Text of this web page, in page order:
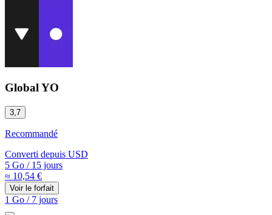
Global YO
3,7
Recommandé
Converti depuis USD
5 Go /15 jours
≈ 10,54 €
Voir le forfait
1 Go /7 jours